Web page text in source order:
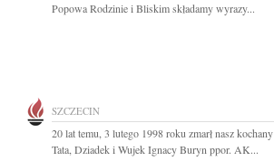
Popowa Rodzinie i Bliskim składamy wyrazy...
SZCZECIN
20 lat temu, 3 lutego 1998 roku zmarł nasz kochany
Tata, Dziadek i Wujek Ignacy Buryn ppor. AK...